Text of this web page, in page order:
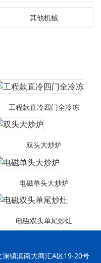
其他机械
工程款直冷四门全冷冻
双头大炒炉
电磁单头大炒炉
电磁双头单尾炒灶
镇滇南大商汇A区19-20号